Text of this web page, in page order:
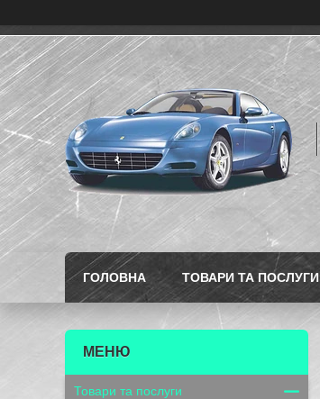
ГОЛОВНА ТОВАРИ ТА ПОСЛУГИ
Товари та послуги